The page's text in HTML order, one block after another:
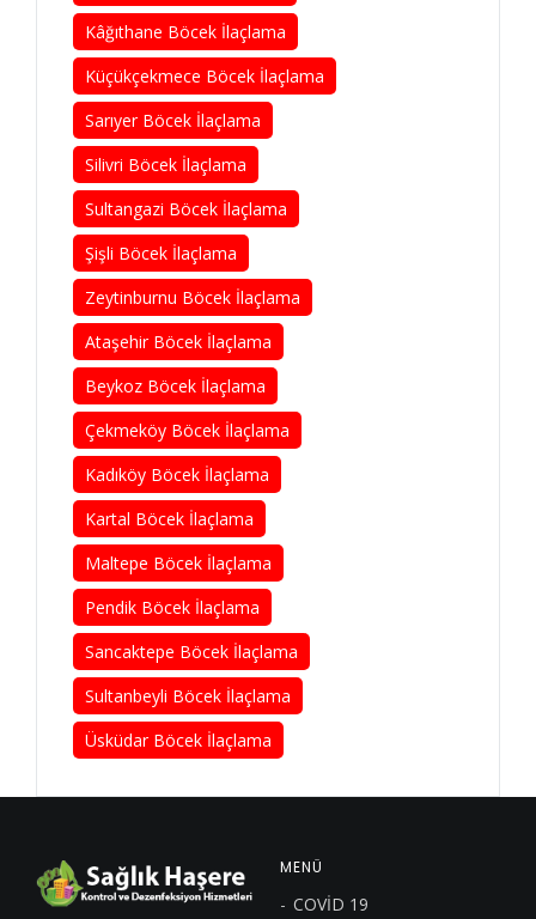
Kâğıthane Böcek İlaçlama
Küçükçekmece Böcek İlaçlama
Sarıyer Böcek İlaçlama
Silivri Böcek İlaçlama
Sultangazi Böcek İlaçlama
Şişli Böcek İlaçlama
Zeytinburnu Böcek İlaçlama
Ataşehir Böcek İlaçlama
Beykoz Böcek İlaçlama
Çekmeköy Böcek İlaçlama
Kadıköy Böcek İlaçlama
Kartal Böcek İlaçlama
Maltepe Böcek İlaçlama
Pendik Böcek İlaçlama
Sancaktepe Böcek İlaçlama
Sultanbeyli Böcek İlaçlama
Üsküdar Böcek İlaçlama
MENÜ
COVİD 19